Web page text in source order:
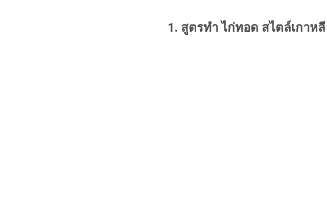
1. สูตรทำ ไก่ทอด สไตล์เกาหลี